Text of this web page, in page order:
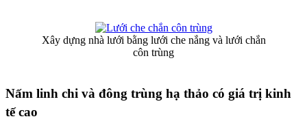
Xây dựng nhà lưới bằng lưới che nắng và lưới chắn
côn trùng
Nấm linh chi và đông trùng hạ thảo có giá trị kinh
tế cao